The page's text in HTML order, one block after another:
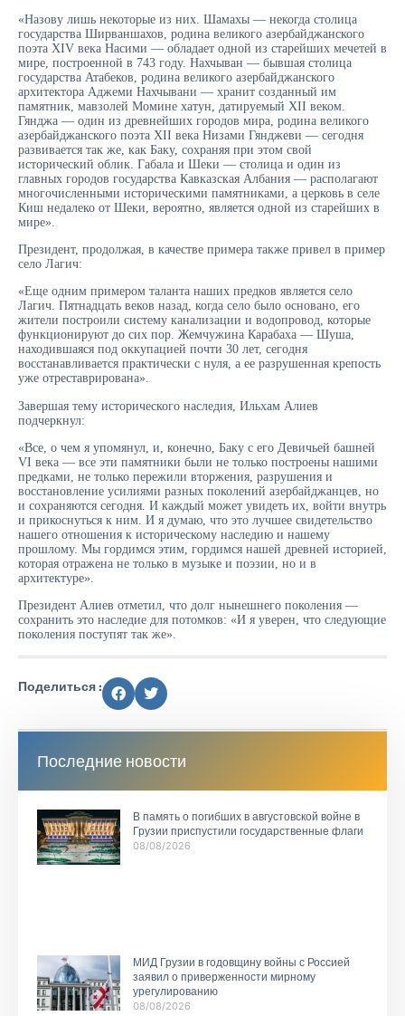
«Назову лишь некоторые из них. Шамахы — некогда столица
государства Ширваншахов, родина великого азербайджанского
поэта XIV века Насими — обладает одной из старейших мечетей в
мире, построенной в 743 году. Нахчыван — бывшая столица
государства Атабеков, родина великого азербайджанского
архитектора Аджеми Нахчывани — хранит созданный им
памятник, мавзолей Момине хатун, датируемый XII веком.
Гянджа — один из древнейших городов мира, родина великого
азербайджанского поэта XII века Низами Гянджеви — сегодня
развивается так же, как Баку, сохраняя при этом свой
исторический облик. Габала и Шеки — столица и один из
главных городов государства Кавказская Албания — располагают
многочисленными историческими памятниками, а церковь в селе
Киш недалеко от Шеки, вероятно, является одной из старейших в
мире».
Президент, продолжая, в качестве примера также привел в пример
село Лагич:
«Еще одним примером таланта наших предков является село
Лагич. Пятнадцать веков назад, когда село было основано, его
жители построили систему канализации и водопровод, которые
функционируют до сих пор. Жемчужина Карабаха — Шуша,
находившаяся под оккупацией почти 30 лет, сегодня
восстанавливается практически с нуля, а ее разрушенная крепость
уже отреставрирована».
Завершая тему исторического наследия, Ильхам Алиев
подчеркнул:
«Все, о чем я упомянул, и, конечно, Баку с его Девичьей башней
VI века — все эти памятники были не только построены нашими
предками, не только пережили вторжения, разрушения и
восстановление усилиями разных поколений азербайджанцев, но
и сохраняются сегодня. И каждый может увидеть их, войти внутрь
и прикоснуться к ним. И я думаю, что это лучшее свидетельство
нашего отношения к историческому наследию и нашему
прошлому. Мы гордимся этим, гордимся нашей древней историей,
которая отражена не только в музыке и поэзии, но и в
архитектуре».
Президент Алиев отметил, что долг нынешнего поколения —
сохранить это наследие для потомков: «И я уверен, что следующие
поколения поступят так же».
Поделиться :
Последние новости
В память о погибших в августовской войне в
Грузии приспустили государственные флаги
08/08/2026
МИД Грузии в годовщину войны с Россией
заявил о приверженности мирному
урегулированию
08/08/2026